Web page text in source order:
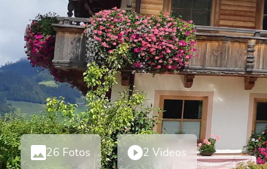
26 Fotos 2 Videos